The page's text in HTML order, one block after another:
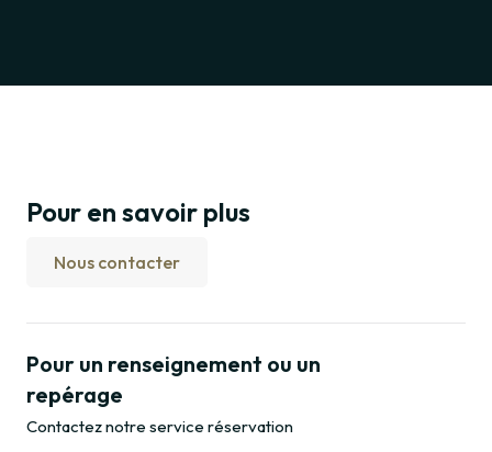
Pour en savoir plus
Nous contacter
Pour un renseignement ou un
repérage
Contactez notre service réservation